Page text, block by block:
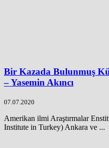
Bir Kazada Bulunmuş
– Yasemin Akıncı
07.07.2020
Amerikan ilmi Araştırmalar
Institute in Turkey) Ankara ve ...